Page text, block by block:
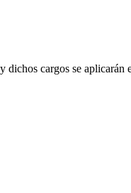
cargos se aplicarán